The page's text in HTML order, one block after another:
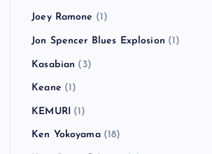
Joey Ramone (1)
Jon Spencer Blues Explosion (1)
Kasabian (3)
Keane (1)
KEMURI (1)
Ken Yokoyama(18)